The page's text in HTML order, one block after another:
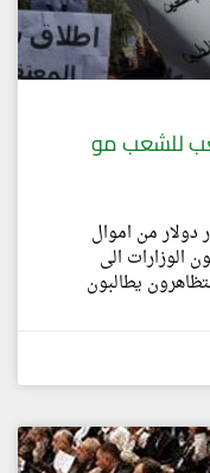
للشعب مو
الفساد ابتلع 31 مليار دولار من اموال
الوزارات الى
يطالبون